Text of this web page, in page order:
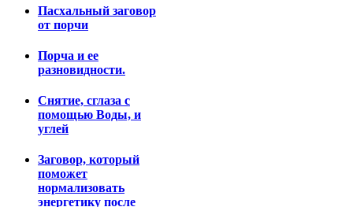
Пасхальный заговор
от порчи
Порча и ее
разновидности.
Снятие, сглаза с
помощью Воды, и
углей
Заговор, который
поможет
нормализовать
энергетику после